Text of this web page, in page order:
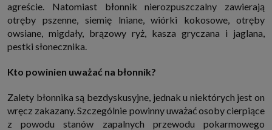
agreście. Natomiast błonnik nierozpuszczalny zawierają
otręby pszenne, siemię lniane, wiórki kokosowe, otręby
owsiane, migdały, brązowy ryż, kasza gryczana i jaglana,
pestki słonecznika.
Kto powinien uważać na błonnik?
Zalety błonnika są bezdyskusyjne, jednak u niektórych jest on
wręcz zakazany. Szczególnie powinny uważać osoby cierpiące
z powodu stanów zapalnych przewodu pokarmowego